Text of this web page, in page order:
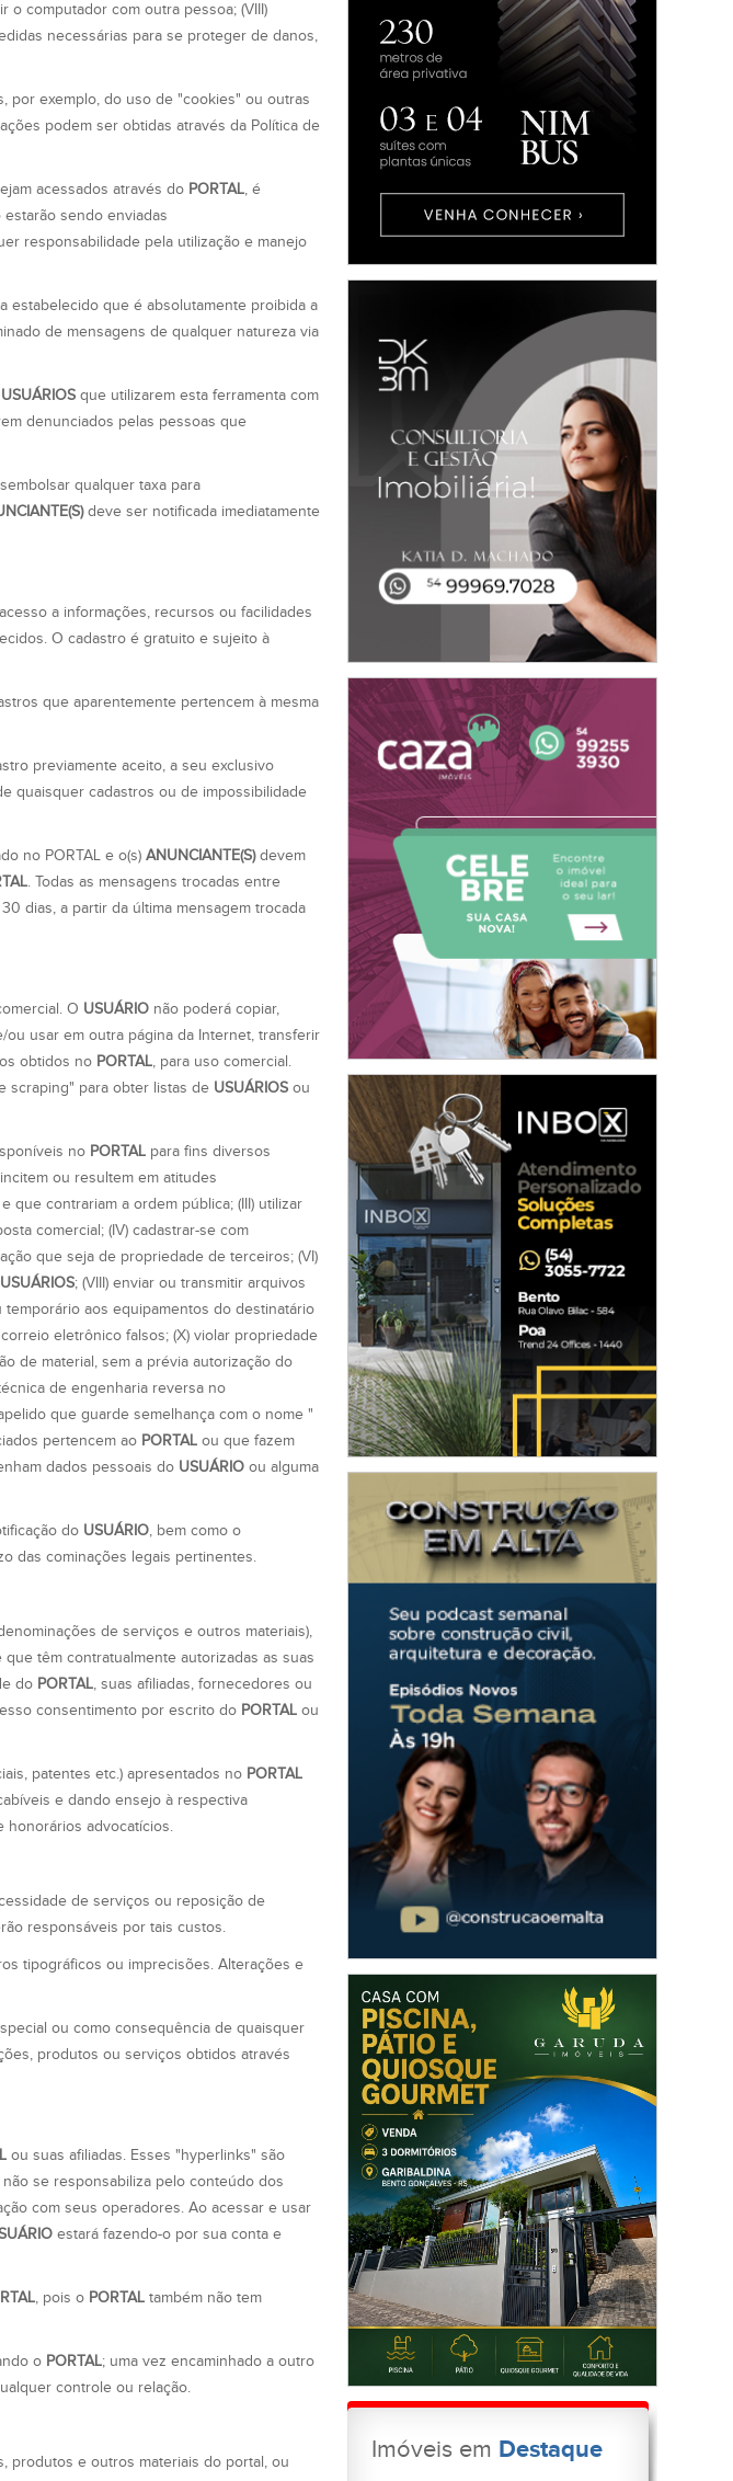
o computador com outra pessoa; (VIII)
necessárias para se proteger de danos,
por exemplo, do uso de "cookies" ou outras
podem ser obtidas através da Política de
acessados através do PORTAL, é
sendo enviadas
responsabilidade pela utilização e manejo
estabelecido que é absolutamente proibida a
de mensagens de qualquer natureza via
USUÁRIOS que utilizarem esta ferramenta com
denunciados pelas pessoas que
qualquer taxa para
deve ser notificada imediatamente
a informações, recursos ou facilidades
O cadastro é gratuito e sujeito à
que aparentemente pertencem à mesma
previamente aceito, a seu exclusivo
quaisquer cadastros ou de impossibilidade
no PORTAL e o(s) ANUNCIANTE(S)devem
. Todas as mensagens trocadas entre
dias, a partir da última mensagem trocada
O USUÁRIO não poderá copiar,
ou usar em outra página da Internet, transferir
obtidos no PORTAL, para uso comercial.
scraping" para obter listas de USUÁRIOS ou
no PORTAL para fins diversos
ou resultem em atitudes
contrariam a ordem pública; (III) utilizar
comercial; (IV) cadastrar-se com
que seja de propriedade de terceiros; (VI)
USUÁRIOS; (VIII) enviar ou transmitir arquivos
aos equipamentos do destinatário
eletrônico falsos; (X) violar propriedade
de material, sem a prévia autorização do
de engenharia reversa no
que guarde semelhança com o nome "
pertencem ao PORTAL ou que fazem
dados pessoais do USUÁRIO ou alguma
do USUÁRIO, bem como o
das cominações legais pertinentes.
de serviços e outros materiais),
têm contratualmente autorizadas as suas
do PORTAL, suas afiliadas, fornecedores ou
consentimento por escrito do PORTAL ou
patentes etc.) apresentados no PORTAL
e dando ensejo à respectiva
honorários advocatícios.
de serviços ou reposição de
responsáveis por tais custos.
tipográficos ou imprecisões. Alterações e
ou como consequência de quaisquer
produtos ou serviços obtidos através
ou suas afiliadas. Esses "hyperlinks" são
se responsabiliza pelo conteúdo dos
com seus operadores. Ao acessar e usar
estará fazendo-o por sua conta e
, pois o PORTAL também não tem
o PORTAL; uma vez encaminhado a outro
controle ou relação.
produtos e outros materiais do portal, ou
Imóveis em Destaque